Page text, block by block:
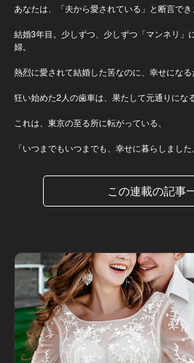
あなたは、「夫から愛されている」と断言でき
結婚3年目。少しずつ、少しずつ「マンネリ」
婦。
熱烈に愛されて結婚した筈なのに、幸せにな
狂い始めた2人の歯車は、果たして元通りにな
これは、東京の至る所に転がっている、
「いつまでもいつまでも、幸せに暮らしまし
この連載の記事